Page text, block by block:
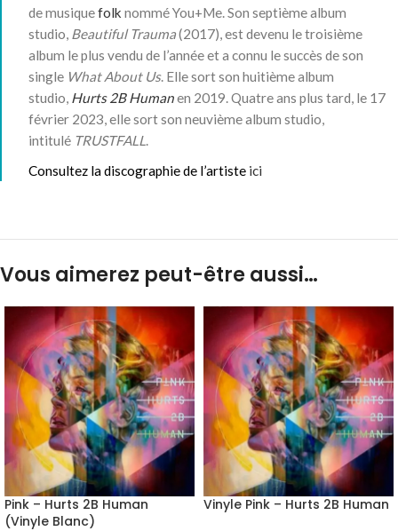
de musiquefolk nommé You+Me. Son septième album
studio, Beautiful Trauma(2017), est devenu le troisième
album le plus vendu de l’année et a connu le succès de son
single What About Us. Elle sort son huitième album
studio, Hurts 2B Humanen 2019. Quatre ans plus tard, le 17
février 2023, elle sort son neuvième album studio,
intitulé TRUSTFALL.
Consultez la discographie de l’artiste ici
Vous aimerez peut-être aussi…
Pink – Hurts 2B Human
(Vinyle Blanc)
Vinyle Pink – Hurts 2B Human